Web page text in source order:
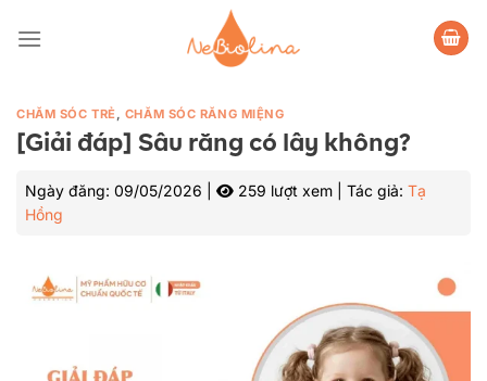
qua
CHĂM SÓC TRẺ, CHĂM SÓC RĂNG MIỆNG
[Giải đáp] Sâu răng có lây không?
Ngày đăng: 09/05/2026 259 lượt xem Tác giả: Tạ
Hồng